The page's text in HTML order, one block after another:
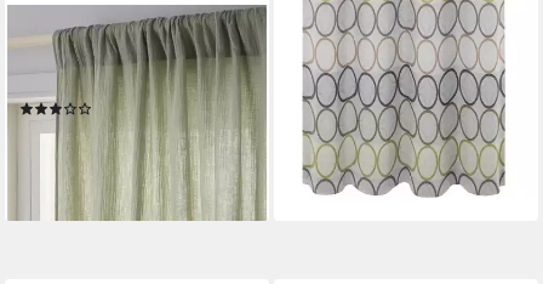
VERTBAUDET
Vorhang aus Musselin,
Tunnelzug, Baumwolle
47,99 €
lieferbar - in 4-5 Werktagen bei dir
+2